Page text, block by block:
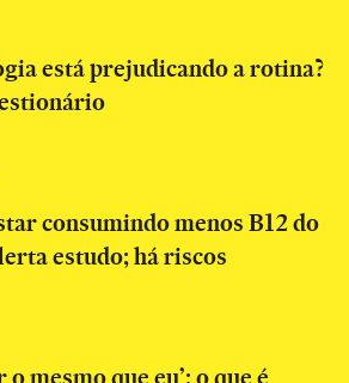
está prejudicando a rotina?
consumindo menos B12 do
estudo; há riscos